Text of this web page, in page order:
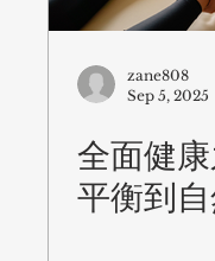
zane808
Sep 5, 2025
全面健
平衡到